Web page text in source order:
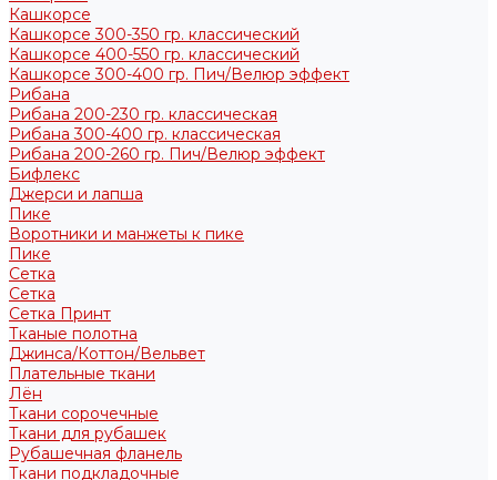
Кашкорсе
Кашкорсе 300-350 гр. классический
Кашкорсе 400-550 гр. классический
Кашкорсе 300-400 гр. Пич/Велюр эффект
Рибана
Рибана 200-230 гр. классическая
Рибана 300-400 гр. классическая
Рибана 200-260 гр. Пич/Велюр эффект
Бифлекс
Джерси и лапша
Пике
Воротники и манжеты к пике
Пике
Сетка
Сетка
Сетка Принт
Тканые полотна
Джинса/Коттон/Вельвет
Плательные ткани
Лён
Ткани сорочечные
Ткани для рубашек
Рубашечная фланель
Ткани подкладочные